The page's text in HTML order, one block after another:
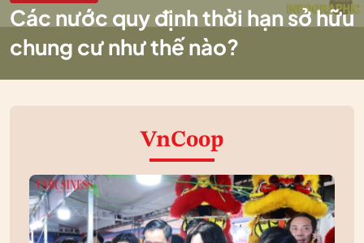
Các nước quy định thời hạn sở hữu
chung cư như thế nào?
VnCoop